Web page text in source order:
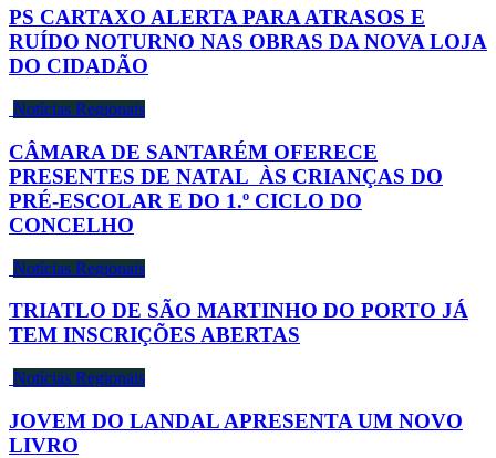
PS CARTAXO ALERTA PARA ATRASOS E
RUÍDO NOTURNO NAS OBRAS DA NOVA LOJA
DO CIDADÃO
Notícias Regionais
CÂMARA DE SANTARÉM OFERECE
PRESENTES DE NATAL ÀS CRIANÇAS DO
PRÉ-ESCOLAR E DO 1.º CICLO DO
CONCELHO
Notícias Regionais
TRIATLO DE SÃO MARTINHO DO PORTO JÁ
TEM INSCRIÇÕES ABERTAS
Notícias Regionais
JOVEM DO LANDAL APRESENTA UM NOVO
LIVRO